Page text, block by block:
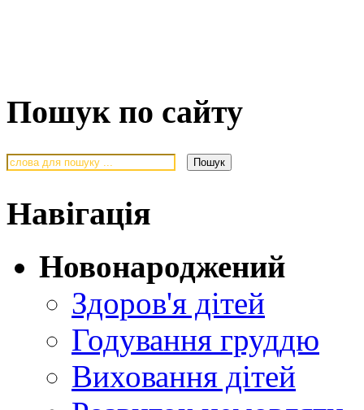
Пошук по сайту
Навігація
Новонароджений
Здоров'я дітей
Годування груддю
Виховання дітей